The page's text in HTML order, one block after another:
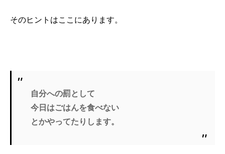
そのヒントはここにあります。
自分への罰として
今日はごはんを食べない
とかやってたりします。